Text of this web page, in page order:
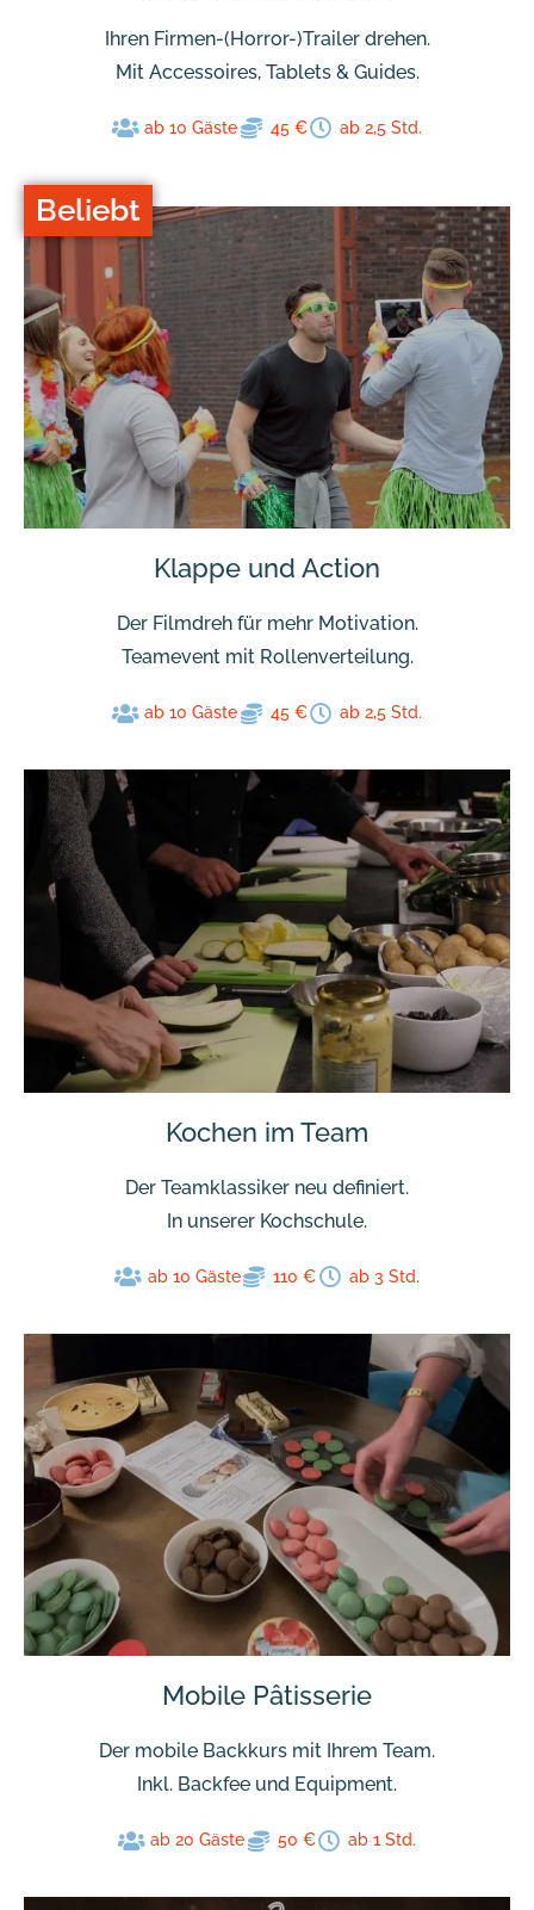
Ihren Firmen-(Horror-)Trailer drehen.
Mit Accessoires, Tablets & Guides.
ab 10 Gäste 45 € ab 2,5 Std.
Beliebt
Klappe und Action
Der Filmdreh für mehr Motivation.
Teamevent mit Rollenverteilung.
ab 10 Gäste 45 € ab 2,5 Std.
Kochen im Team
Der Teamklassiker neu definiert.
In unserer Kochschule.
ab 10 Gäste 110 € ab 3 Std.
Mobile Pâtisserie
Der mobile Backkurs mit Ihrem Team.
Inkl. Backfee und Equipment.
ab 20 Gäste 50 € ab 1 Std.